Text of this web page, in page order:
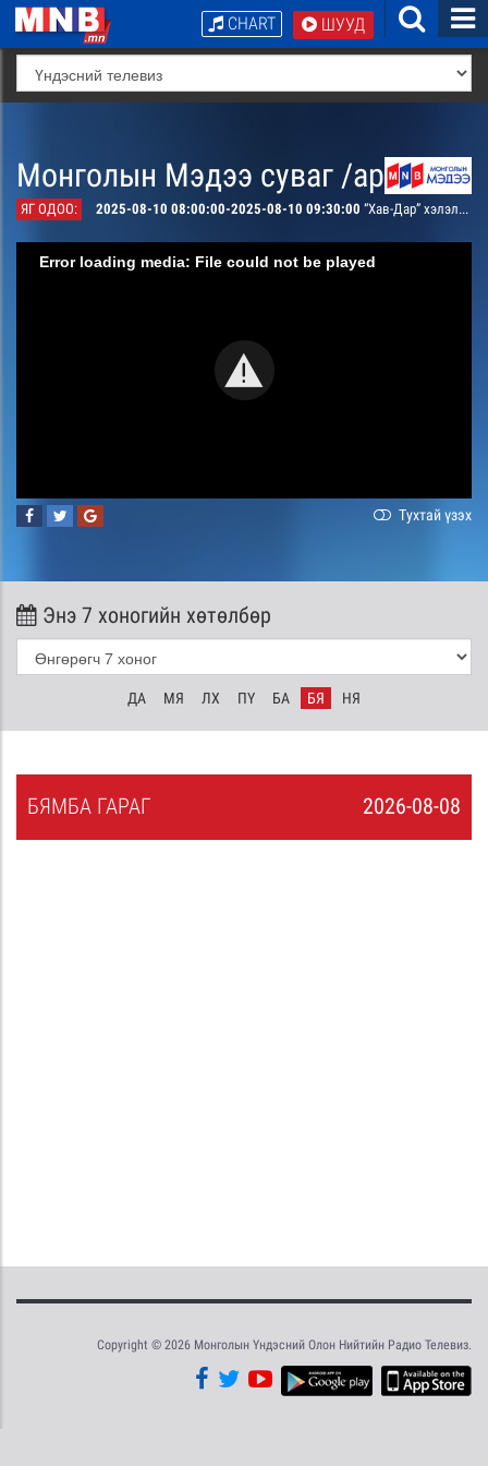
ШУУД
CHART
Монголын Мэдээ суваг /архив/
ЯГ ОДОО: 2025-08-10 08:00:00-2025-08-10 09:30:00 “Хав-Дар” хэлэлцүүлэг /давталт/
Error loading media: File could not be played
Тухтай үзэх
Энэ 7 хоногийн хөтөлбөр
ДА МЯ ЛХ ПҮ БА БЯ НЯ
2026-08-08
БЯМБА ГАРАГ
Copyright © 2026 Монголын Үндэсний Олон Нийтийн Радио Телевиз.